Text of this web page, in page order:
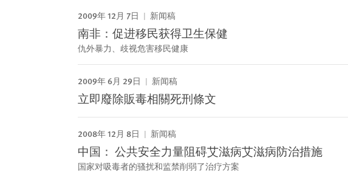
2009年 12月 7日 新闻稿
南非：促进移民获得卫生保健
仇外暴力、歧视危害移民健康
2009年 6月 29日 新闻稿
立即廢除販毒相關死刑條文
2008年 12月 8日 新闻稿
中国： 公共安全力量阻碍艾滋病艾滋病防治措施
国家对吸毒者的骚扰和监禁削弱了治疗方案